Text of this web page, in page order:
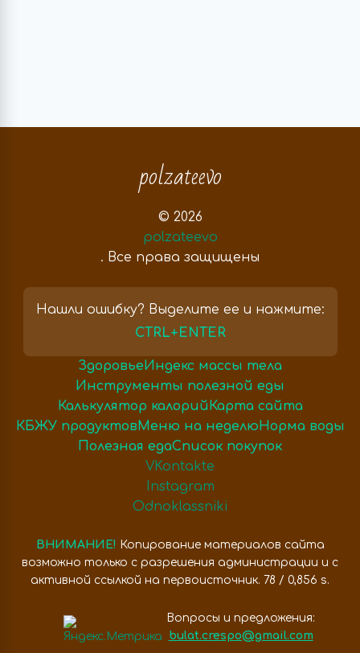
polzateevo
© 2026
polzateevo
. Все права защищены
Нашли ошибку? Выделите ее и нажмите:
CTRL+ENTER
Здоровье Индекс массы тела
Инструменты полезной еды
Калькулятор калорий Карта сайта
КБЖУ продуктов Меню на неделю Норма воды
Полезная едаСписок покупок
VKontakte
Instagram
Odnoklassniki
ВНИМАНИЕ! Копирование материалов сайта
возможно только с разрешения администрации и с
активной ссылкой на первоисточник. 78 / 0,856 s.
Вопросы и предложения:
bulat.crespo@gmail.com